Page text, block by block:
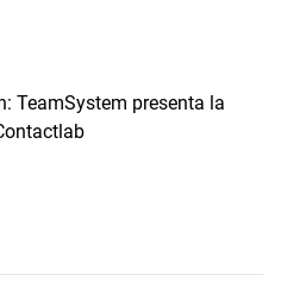
TeamSystem presenta la